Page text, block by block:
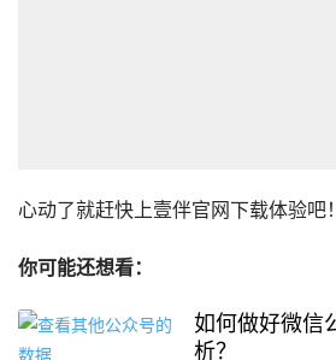
心动了就赶快上壹伴官网下载体验吧！
你可能还想看：